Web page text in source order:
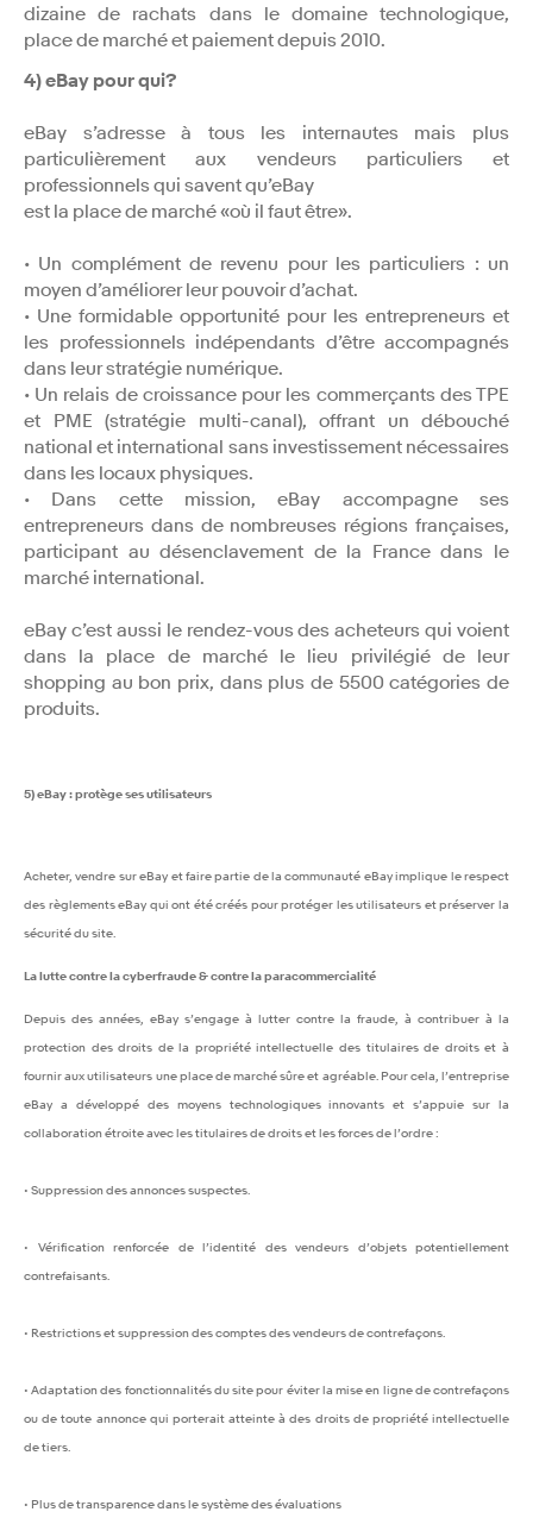
dizaine de rachats dans le domaine technologique,
place de marché et paiement depuis 2010.
4) eBay pour qui?
eBay s’adresse à tous les internautes mais plus
particulièrement aux vendeurs particuliers et
professionnels qui savent qu’eBay
est la place de marché «où il faut être».
• Un complément de revenu pour les particuliers : un
moyen d’améliorer leur pouvoir d’achat.
• Une formidable opportunité pour les entrepreneurs et
les professionnels indépendants d’être accompagnés
dans leur stratégie numérique.
• Un relais de croissance pour les commerçants des TPE
et PME (stratégie multi-canal), offrant un débouché
national et international sans investissement nécessaires
dans les locaux physiques.
• Dans cette mission, eBay accompagne ses
entrepreneurs dans de nombreuses régions françaises,
participant au désenclavement de la France dans le
marché international.
eBay c’est aussi le rendez-vous des acheteurs qui voient
dans la place de marché le lieu privilégié de leur
shopping au bon prix, dans plus de 5500 catégories de
produits.
5) eBay : protège ses utilisateurs
Acheter, vendre sur eBay et faire partie de la communauté eBay implique le respect
des règlements eBay qui ont été créés pour protéger les utilisateurs et préserver la
sécurité du site.
La lutte contre la cyberfraude & contre la paracommercialité
Depuis des années, eBay s’engage à lutter contre la fraude, à contribuer à la
protection des droits de la propriété intellectuelle des titulaires de droits et à
fournir aux utilisateurs une place de marché sûre et agréable. Pour cela, l’entreprise
eBay a développé des moyens technologiques innovants et s’appuie sur la
collaboration étroite avec les titulaires de droits et les forces de l’ordre :
• Suppression des annonces suspectes.
• Vérification renforcée de l’identité des vendeurs d’objets potentiellement
contrefaisants.
• Restrictions et suppression des comptes des vendeurs de contrefaçons.
• Adaptation des fonctionnalités du site pour éviter la mise en ligne de contrefaçons
ou de toute annonce qui porterait atteinte à des droits de propriété intellectuelle
de tiers.
• Plus de transparence dans le système des évaluations